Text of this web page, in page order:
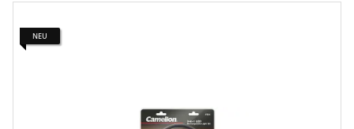
NEU